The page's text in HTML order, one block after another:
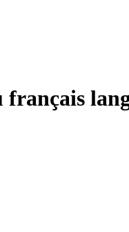
français